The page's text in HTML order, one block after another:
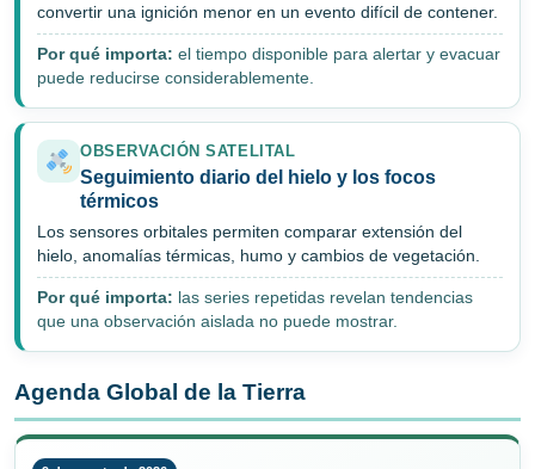
convertir una ignición menor en un evento difícil de contener.
Por qué importa: el tiempo disponible para alertar y evacuar
puede reducirse considerablemente.
OBSERVACIÓN SATELITAL
Seguimiento diario del hielo y los focos
térmicos
Los sensores orbitales permiten comparar extensión del
hielo, anomalías térmicas, humo y cambios de vegetación.
Por qué importa: las series repetidas revelan tendencias
que una observación aislada no puede mostrar.
Agenda Global de la Tierra